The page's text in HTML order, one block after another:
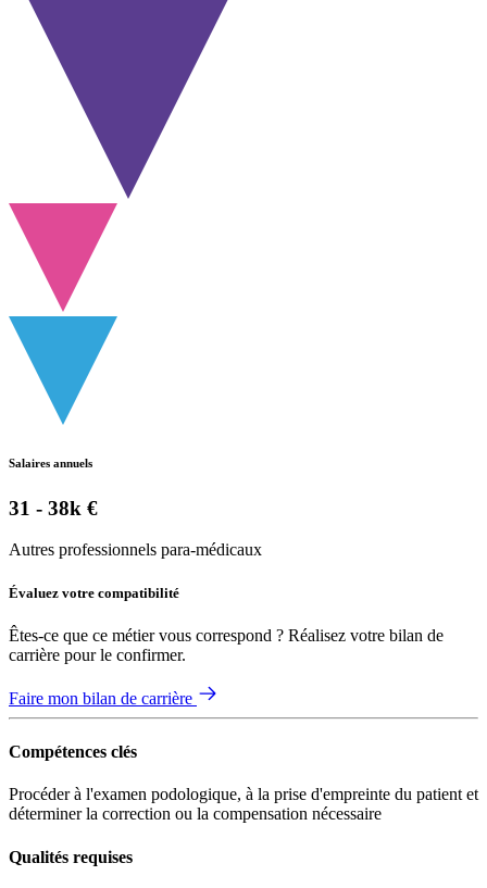
Salaires annuels
31 - 38k €
Autres professionnels para-médicaux
Évaluez votre compatibilité
Êtes-ce que ce métier vous correspond ? Réalisez votre bilan de
carrière pour le confirmer.
Faire mon bilan de carrière
Compétences clés
Procéder à l'examen podologique, à la prise d'empreinte du patient et
déterminer la correction ou la compensation nécessaire
Qualités requises